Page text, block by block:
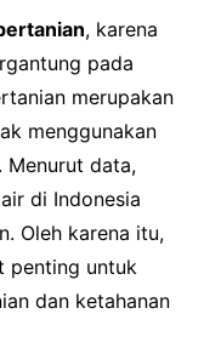
, karena
pada
merupakan
menggunakan
Menurut data,
di Indonesia
Oleh karena itu,
penting untuk
dan ketahanan